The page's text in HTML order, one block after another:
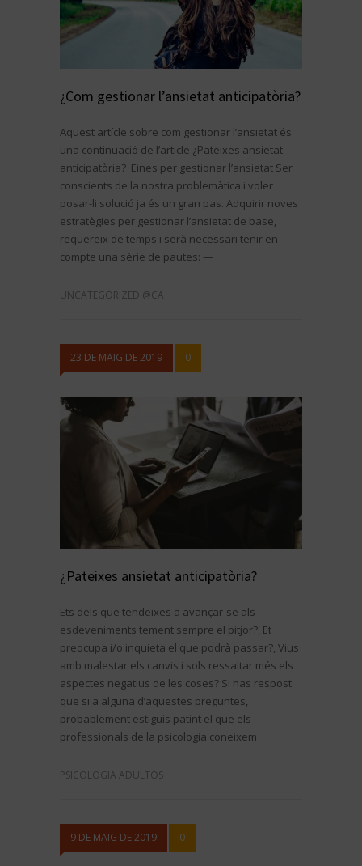
¿Com gestionar l’ansietat anticipatòria?
Aquest artícle sobre com gestionar l’ansietat és
una continuació de l’article ¿Pateixes ansietat
anticipatòria? Eines per gestionar l’ansietat Ser
conscients de la nostra problemàtica i voler
posar-li solució ja és un gran pas. Adquirir noves
estratègies per gestionar l’ansietat de base,
requereix de temps i serà necessari tenir en
compte una sèrie de pautes: —
UNCATEGORIZED @CA
23 DE MAIG DE 2019 0
¿Pateixes ansietat anticipatòria?
Ets dels que tendeixes a avançar-se als
esdeveniments tement sempre el pitjor?, Et
preocupa i/o inquieta el que podrà passar?, Vius
amb malestar els canvis i sols ressaltar més els
aspectes negatius de les coses? Si has respost
que si a alguna d’aquestes preguntes,
probablement estiguis patint el que els
professionals de la psicologia coneixem
PSICOLOGIA ADULTOS
9 DE MAIG DE 2019 0